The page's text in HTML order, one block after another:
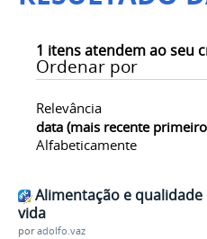
1 itens atendem ao seu
Ordenar por
Relevância
data (mais recente
Alfabeticamente
Alimentação e qualidade
vida
poradolfo.vaz